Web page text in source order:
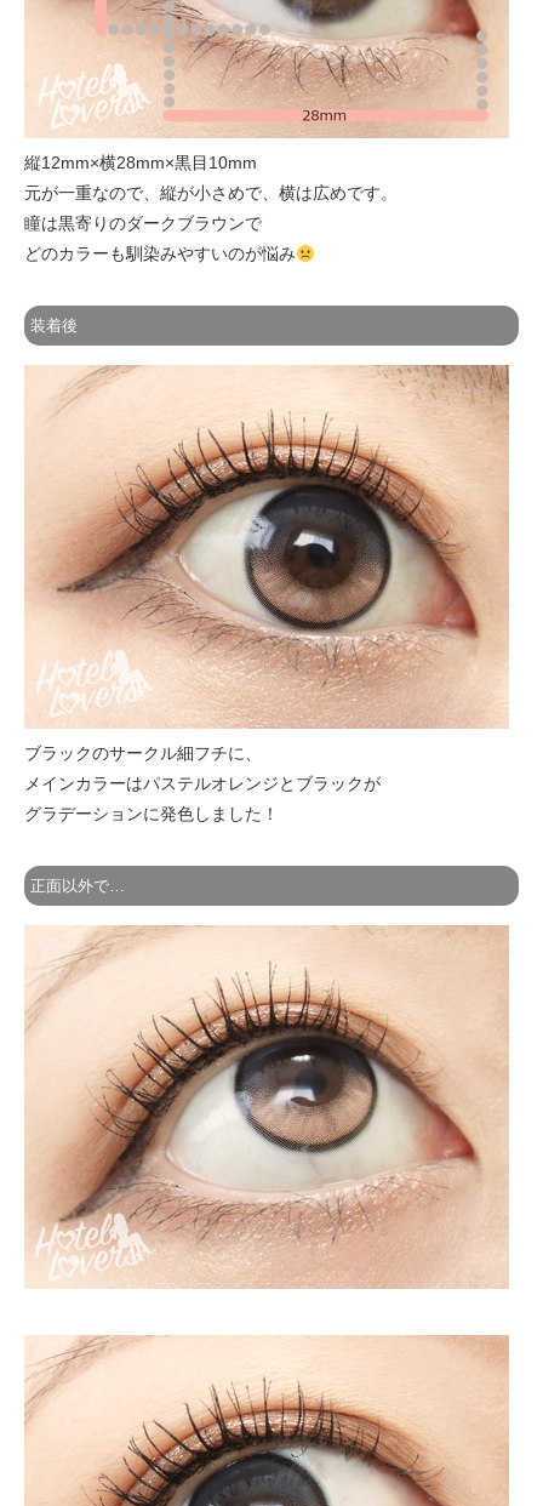
縦12mm×横28mm×黒目10mm
元が一重なので、縦が小さめで、横は広めです。
瞳は黒寄りのダークブラウンで
どのカラーも馴染みやすいのが悩み
装着後
ブラックのサークル細フチに、
メインカラーはパステルオレンジとブラックが
グラデーションに発色しました！
正面以外で…